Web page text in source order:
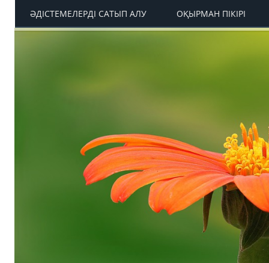
ӘДІСТЕМЕЛЕРДІ САТЫП АЛУ ОҚЫРМАН ПІКІРІ